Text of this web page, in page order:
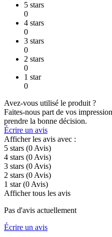
5 stars
0
4 stars
0
3 stars
0
2 stars
0
1 star
0
Avez-vous utilisé le produit ?
Faites-nous part de vos
prendre la bonne décision.
Écrire un avis
Afficher les avis avec :
5 stars (0Avis)
4 stars (0Avis)
3 stars (0Avis)
2 stars (0Avis)
1 star (0Avis)
Afficher tous les avis
Pas d'avis actuellement
Écrire un avis